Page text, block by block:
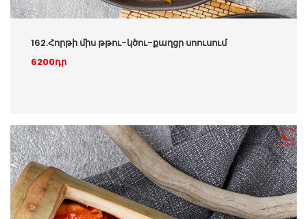
162.Հորթի միս թթու-կծու-քաղցր սոուսում
6200դր